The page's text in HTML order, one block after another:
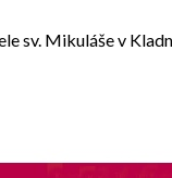
sv. Mikuláše v